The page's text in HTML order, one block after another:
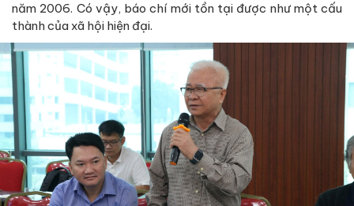
năm 2006. Có vậy, báo chí mới tồn tại được như một cấu
thành của xã hội hiện đại.